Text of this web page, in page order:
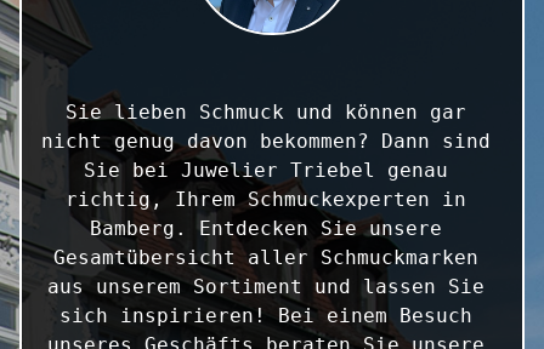
Sie lieben Schmuck und können gar
nicht genug davon bekommen? Dann sind
Sie bei Juwelier Triebel genau
richtig, Ihrem Schmuckexperten in
Bamberg. Entdecken Sie unsere
Gesamtübersicht aller Schmuckmarken
aus unserem Sortiment und lassen Sie
sich inspirieren! Bei einem Besuch
unseres Geschäfts beraten Sie unsere